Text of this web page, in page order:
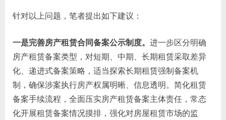
针对以上问题，笔者提出如下建议：
一是完善房产租赁合同备案公示制度。 进一步区分明确
房产租赁备案类型，对短期、中期、长期租赁采取差异
化、递进式备案策略，适当探索长期租赁强制备案机
制，确保涉案执行房产权属明晰、信息透明。简化租赁
备案手续流程，全面压实房产租赁备案主体责任，常态
化开展租赁备案情况摸排，强化对房屋租赁市场的监